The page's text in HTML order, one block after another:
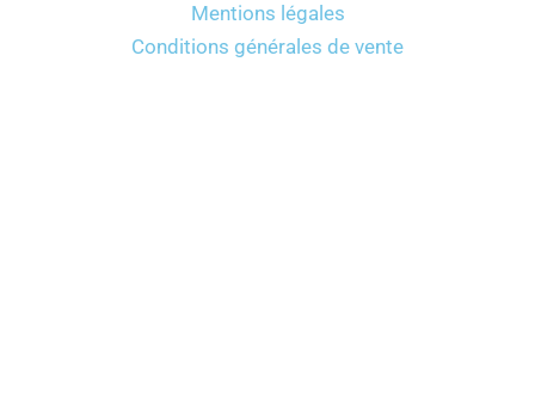
Mentions légales
Conditions générales de vente